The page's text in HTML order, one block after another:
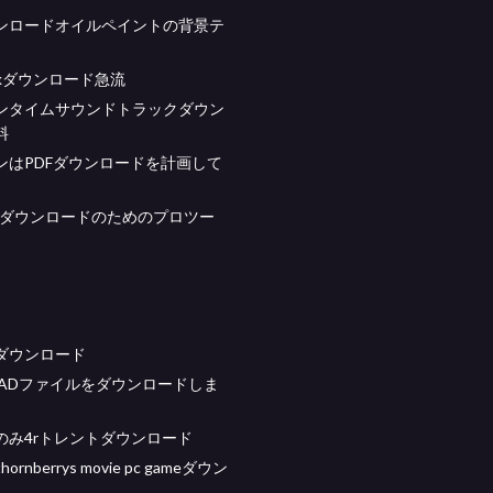
ロードオイルペイントの背景テ
ウンロード急流
タイムサウンドトラックダウン
はPDFダウンロードを計画して
ウンロードのためのプロツー
ウンロード
ファイルをダウンロードしま
み4rトレントダウンロード
movie pc gameダウン